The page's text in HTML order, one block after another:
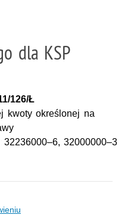
dla KSP
126/Ł
kwoty określonej na
32000000–3